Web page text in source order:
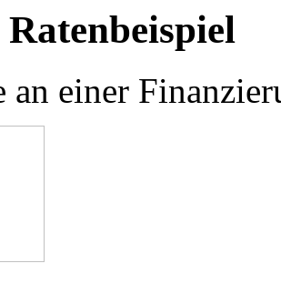
an einer